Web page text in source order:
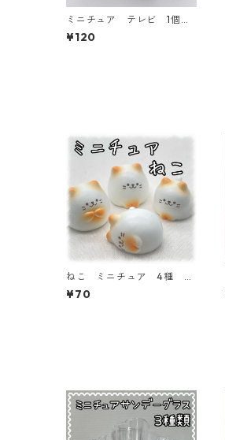
ミニチュア テレビ 1個入
り【MNT-sa-01】
¥120
ねこ ミニチュア 4種 各
1個入り 【MNT-NK】
¥70